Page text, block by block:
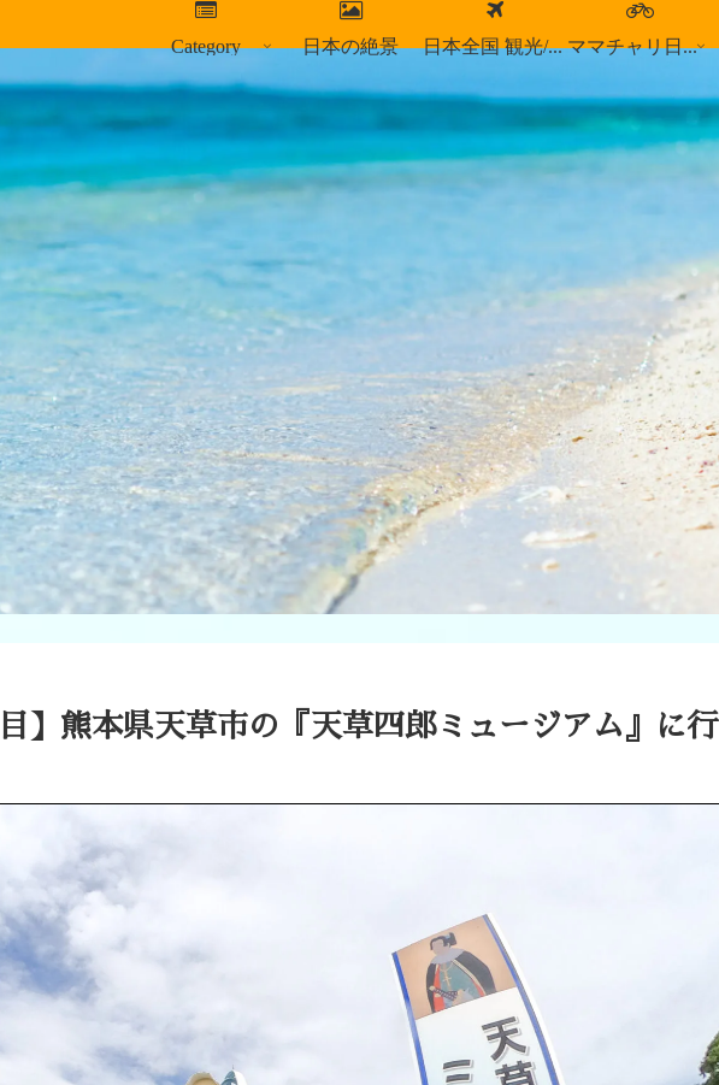
Category 日本の絶景 日本全国 観光/食事スポット ママチャリ日本縦断
】熊本県天草市の『天草四郎ミュージアム』に行